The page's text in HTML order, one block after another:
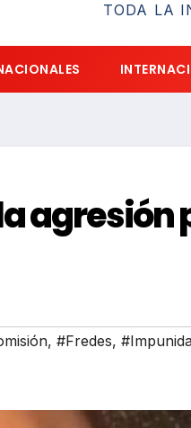
TODA LA
, #Fredes,